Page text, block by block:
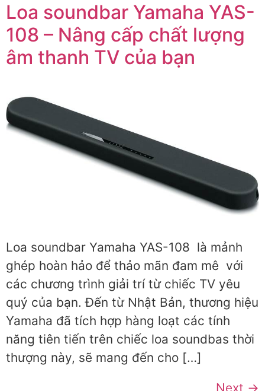
Loa soundbar Yamaha YAS-
108 – Nâng cấp chất lượng
âm thanh TV của bạn
Loa soundbar Yamaha YAS-108 là mảnh
ghép hoàn hảo để thảo mãn đam mê với
các chương trình giải trí từ chiếc TV yêu
quý của bạn. Đến từ Nhật Bản, thương hiệu
Yamaha đã tích hợp hàng loạt các tính
năng tiên tiến trên chiếc loa soundbas thời
thượng này, sẽ mang đến cho […]
Next →